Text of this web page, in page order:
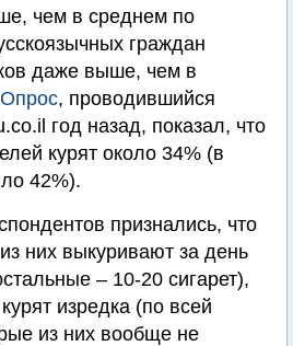
чем в среднем по
граждан
даже выше, чем в
Опрос, проводившийся
год назад, показал, что
курят около 34% (в
42%).
признались, что
них выкуривают за день
– 10-20 сигарет),
изредка (по всей
из них вообще не